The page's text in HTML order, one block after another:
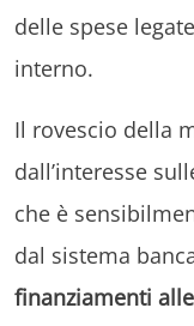
delle spese
interno.
Il rovescio della
dall’interesse
che è
dal sistema
finanziamenti